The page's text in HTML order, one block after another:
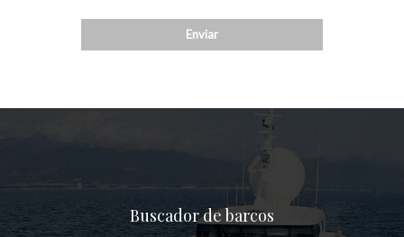
Buscador de barcos